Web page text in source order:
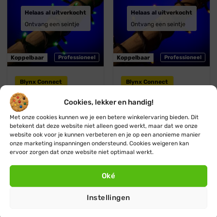
Cookies, lekker en handig!
Met onze cookies kunnen we je een betere winkelervaring bieden. Dit
betekent dat deze website niet alleen goed werkt, maar dat we onze
website ook voor je kunnen verbeteren en je op een anonieme manier
onze marketing inspanningen ondersteund. Cookies weigeren kan
ervoor zorgen dat onze website niet optimaal werkt.
Oké
Instellingen
Professioneel
Koppelbaar
Helaas al uitverkocht
Ontvang een seintje
Blynx Connect
Groene kerstverlichting ·
Koppelbaar · 10m · 100
LED · IP67
€41,45 Oorspronkelijke
prijs
was:
€ 41,45.
€37,45Huidige
prijs
is:
€ 37,45.
Professioneel
Koppelbaar
Helaas al uitverkocht
Ontvang een seintje
Blynx Connect
kerstverlichting ·
LED · IP67
€36,45 Oorspronkelijke
prijs
was:
€ 36,45.
€32,95Huidige
prijs
is:
€ 32,95.
Blauw
Zwart snoer
Roze / paars
Zwart snoer